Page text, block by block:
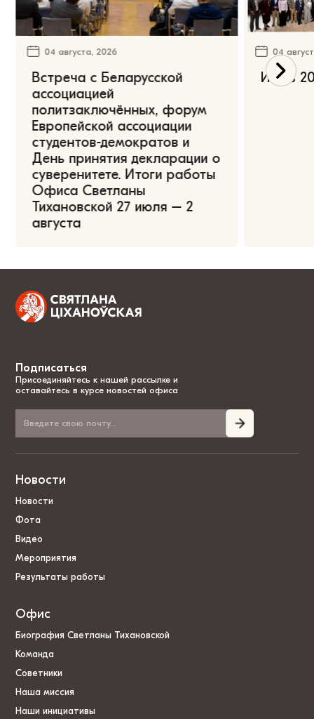
04 августа, 2026
Встреча с Беларусской
ассоциацией
политзаключённых, форум
Европейской ассоциации
студентов-демократов и
День принятия декларации о
суверенитете. Итоги работы
Офиса Светланы
Тихановской 27 июля – 2
августа
04
Июль
Подписаться
Присоединяйтесь к нашей рассылке и
оставайтесь в курсе новостей офиса
Новости
Новости
Фота
Видео
Мероприятия
Результаты работы
Офис
Биография Светланы Тихановской
Команда
Советники
Наша миссия
Наши инициативы